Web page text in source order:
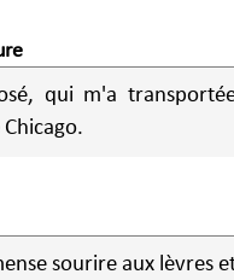
qui m'a
sourire aux lèvres